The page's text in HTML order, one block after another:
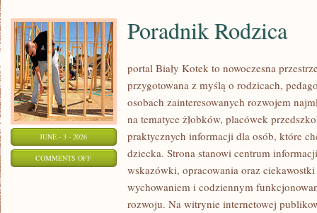
JUNE - 3 - 2026
COMMENTS OFFON
Poradnik Rodzica
portal Biały Kotek to nowoczesna
przygotowana z myślą o rodzicach,
osobach zainteresowanych rozwojem
na tematyce żłobków, placówek
praktycznych informacji dla osób, które
dziecka. Strona stanowi centrum
wskazówki, opracowania oraz
wychowaniem i codziennym
rozwoju. Na witrynie internetowej